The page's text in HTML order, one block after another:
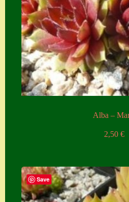
Alba –
2,50 €
Save